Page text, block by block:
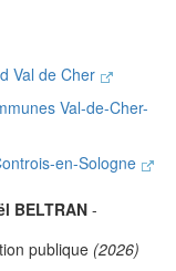
Val de Cher
Val-de-Cher-
en-Sologne
BELTRAN -
publique (2026)